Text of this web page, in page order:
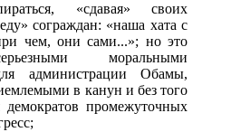
«сдавая» своих
сограждан: «наша хата с
чем, они сами...»; но это
моральными
администрации Обамы,
в канун и без того
демократов промежуточных